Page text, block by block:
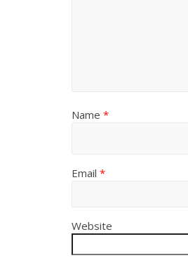
Name *
Email *
Website